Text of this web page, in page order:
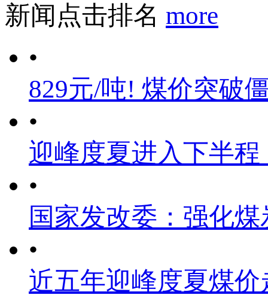
新闻点击排名 more
•
829元/吨! 煤价突破
•
迎峰度夏进入下半
•
国家发改委：强化
•
近五年迎峰度夏煤价